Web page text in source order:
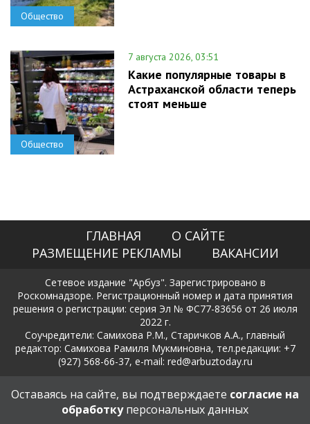
Общество
Общество
7 августа 2026, 03:51
Какие популярные товары в
Астраханской области теперь
стоят меньше
ГЛАВНАЯ
О САЙТЕ
РАЗМЕЩЕНИЕ РЕКЛАМЫ
ВАКАНСИИ
Сетевое издание "Арбуз". Зарегистрировано в
Роскомнадзоре. Регистрационный номер и дата принятия
решения о регистрации: серия Эл № ФС77-83656 от 26 июля
2022 г.
Соучредители: Самихова Р.М., Старичков А.А., главный
редактор: Самихова Рамиля Мукминовна, тел.редакции: +7
(927) 568-66-37, e-mail: red@arbuztoday.ru
Политика в отношении обработки и защиты персональных
данных
Оставаясь на сайте, вы подтверждаете согласие на
обработкуперсональных данных